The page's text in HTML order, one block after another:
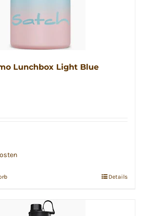
Lunchbox Light Blue
Details